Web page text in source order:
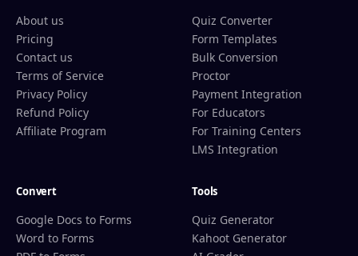
About us
Pricing
Contact us
Terms of Service
Privacy Policy
Refund Policy
Affiliate Program
Quiz Converter
Form Templates
Bulk Conversion
Proctor
Payment Integration
For Educators
For Training Centers
LMS Integration
Convert
Google Docs to Forms
Word to Forms
Tools
Quiz Generator
Kahoot Generator